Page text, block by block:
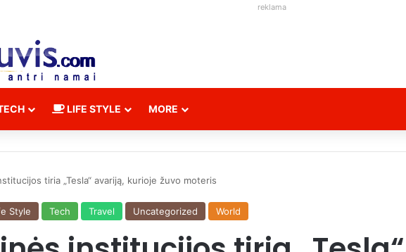
reklama
LIFE STYLE MORE
tiria „Tesla“ avariją, kurioje žuvo moteris
Style Tech Travel Uncategorized World